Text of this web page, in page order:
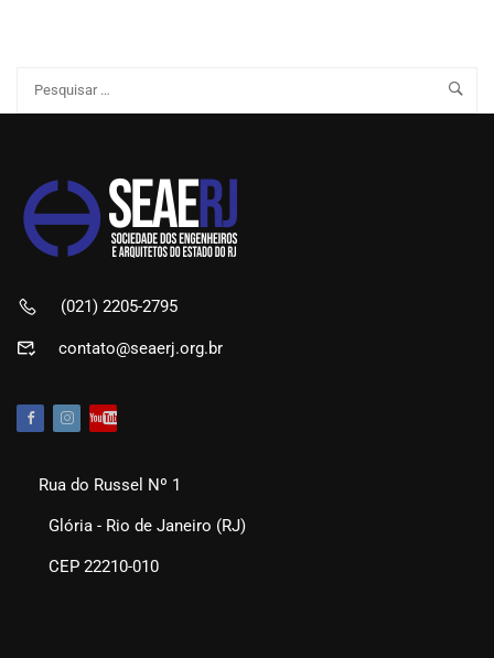
(021) 2205-2795
contato@seaerj.org.br
Rua do Russel Nº 1
Glória - Rio de Janeiro (RJ)
CEP 22210-010